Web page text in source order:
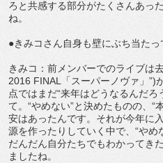
ろと共感する部分がたくさんあっ
ね。
●きみコさん自身も壁にぶち当たっ
きみコ：前メンバーでのライブは
2016 FINAL「スーパーノヴァ」”)
点ではまだ“来年はどうなるんだ
て。“やめない”と決めたものの、“
安はあったんです。それが今年に
源を作ったりしていく中で、“や
だんだん自分たちでもわかってき
ましたね。